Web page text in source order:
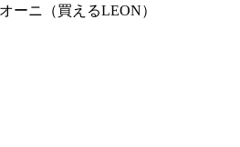
ーニ（買えるLEON）